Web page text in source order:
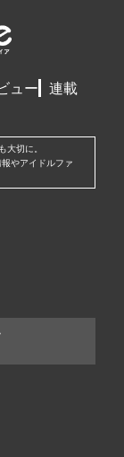
ュー 連載
切に。
やアイドルファ